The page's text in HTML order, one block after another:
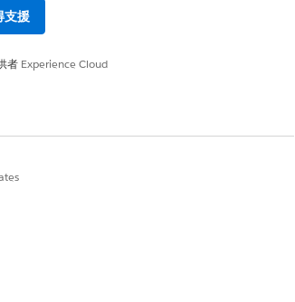
定以處理傳入查詢,
支援
者 Experience Cloud